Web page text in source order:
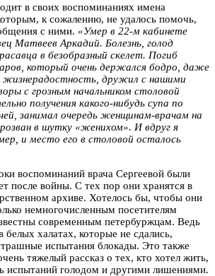
в своих воспоминаниях имена
к сожалению, не удалось помочь,
с ними. «Умер в 22-м кабинете
Матвеев Аркадий. Болезнь, голод
в безобразный скелет. Погиб
который очень держался бодро, даже
жизнерадостность, дружил с нашими
с грозным начальником столовой
получения какого-нибудь супа по
занимал очередь женщинам-врачам на
в шутку «женихом». И вдруг я
и место его в столовой осталось
воспоминаний врача Сергеевой были
после войны. С тех пор они хранятся в
архиве. Хотелось бы, чтобы они
немногочисленным посетителям
современным петербуржцам. Ведь
белых халатах, которые не сдались,
испытания блокады. Это также
тяжелый рассказ о тех, кто хотел жить,
испытаний голодом и другими лишениями.